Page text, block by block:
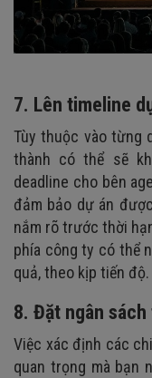
7. Lên timeline
Tùy thuộc vào từng
thành có thể sẽ
deadline cho bên
đảm bảo dự án
nắm rõ trước thời
phía công ty có thể
quả, theo kịp tiến độ.
8. Đặt ngân
Việc xác định các
quan trọng mà bạn